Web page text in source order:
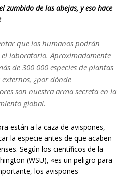
zumbido de las abejas, y eso hace
que los humanos podrán
laboratorio. Aproximadamente
de 300 000 especies de plantas
¿por dónde
son nuestra arma secreta en la
global.
están a la caza de avispones,
la especie antes de que acaben
Según los científicos de la
(WSU), «es un peligro para
los avispones